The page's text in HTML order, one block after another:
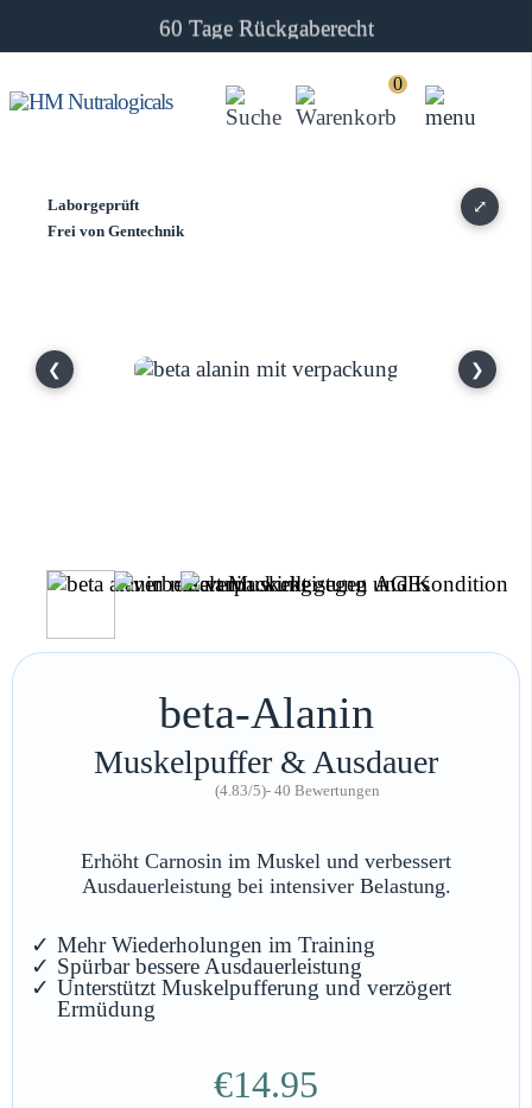
60 Tage Rückgaberecht
0
Laborgeprüft
Frei von Gentechnik
❮
⤢
❯
beta-Alanin
Muskelpuffer & Ausdauer
(4.83/5)- 40 Bewertungen
Erhöht Carnosin im Muskel und verbessert
Ausdauerleistung bei intensiver Belastung.
Mehr Wiederholungen im Training
Spürbar bessere Ausdauerleistung
Unterstützt Muskelpufferung und verzögert
Ermüdung
€14.95